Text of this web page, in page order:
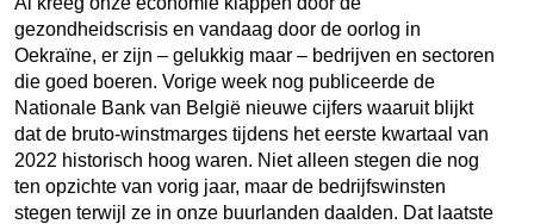
gezondheidscrisis en vandaag door de oorlog in
Oekraïne, er zijn – gelukkig maar – bedrijven en sectoren
die goed boeren. Vorige week nog publiceerde de
Nationale Bank van België nieuwe cijfers waaruit blijkt
dat de bruto-winstmarges tijdens het eerste kwartaal van
2022 historisch hoog waren. Niet alleen stegen die nog
ten opzichte van vorig jaar, maar de bedrijfswinsten
stegen terwijl ze in onze buurlanden daalden. Dat laatste